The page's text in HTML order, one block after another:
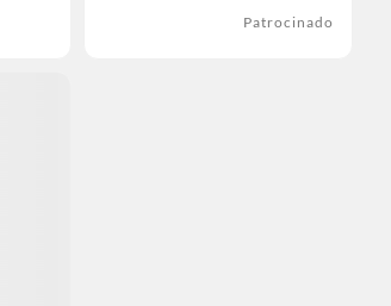
Patrocinado